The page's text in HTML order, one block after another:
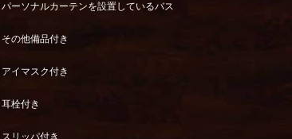
パーソナルカーテンを設置しているバス
その他備品付き
アイマスク付き
耳栓付き
スリッパ付き